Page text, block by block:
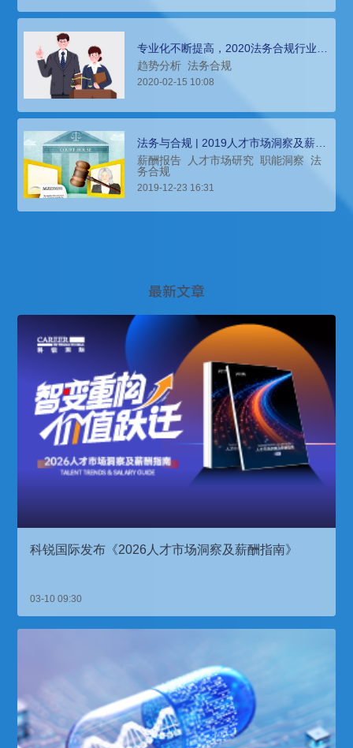
专业化不断提高，2020法务合规行业人
才职能洞察
趋势分析 法务合规
2020-02-15 10:08
法务与合规 | 2019人才市场洞察及薪酬
指南
薪酬报告 人才市场研究 职能洞察 法
务合规
2019-12-23 16:31
最新文章
科锐国际发布《2026人才市场洞察及薪酬指南》
03-10 09:30